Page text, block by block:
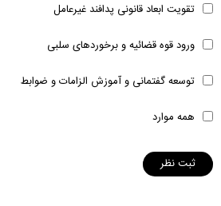
تقویت ابعاد قانونی پدافند غیرعامل
ورود قوه قضائیه و برخوردهای سلبی
توسعه گفتمانی و آموزش الزامات و ضوابط
همه موارد